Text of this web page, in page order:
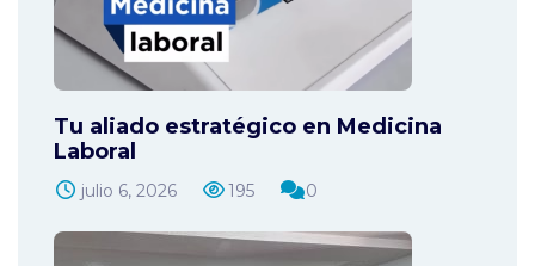
Tu aliado estratégico en Medicina
Laboral
julio 6, 2026 195 0